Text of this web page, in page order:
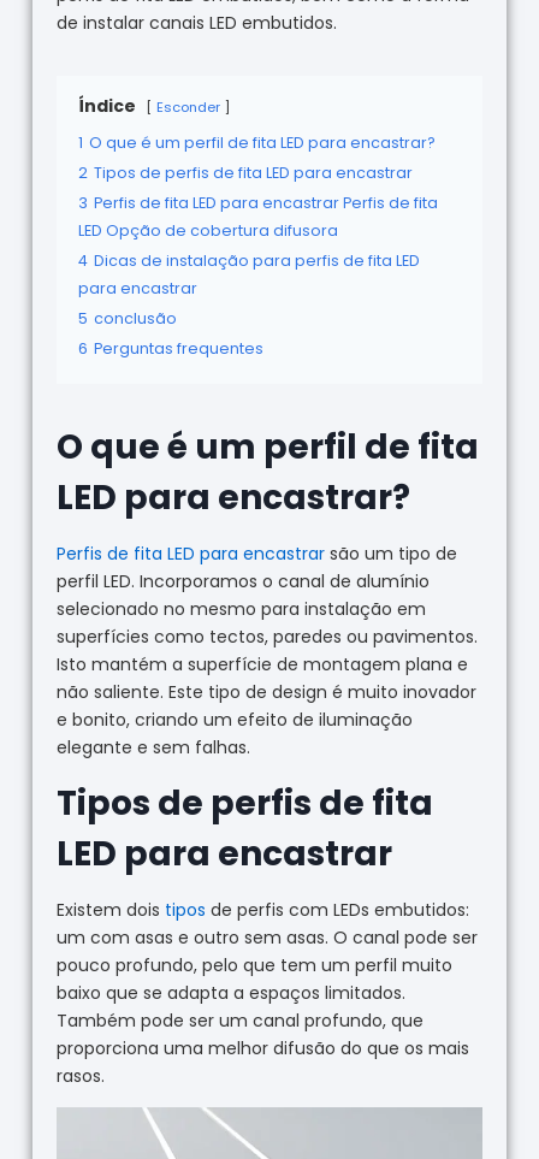
de instalar canais LED embutidos.
Índice Esconder
1 O que é um perfil de fita LED para encastrar?
2 Tipos de perfis de fita LED para encastrar
3 Perfis de fita LED para encastrar Perfis de fita
LED Opção de cobertura difusora
4 Dicas de instalação para perfis de fita LED
para encastrar
5 conclusão
6 Perguntas frequentes
O que é um perfil de fita
LED para encastrar?
Perfis de fita LED para encastrarsão um tipo de
perfil LED. Incorporamos o canal de alumínio
selecionado no mesmo para instalação em
superfícies como tectos, paredes ou pavimentos.
Isto mantém a superfície de montagem plana e
não saliente. Este tipo de design é muito inovador
e bonito, criando um efeito de iluminação
elegante e sem falhas.
Tipos de perfis de fita
LED para encastrar
Existem dois tipos de perfis com LEDs embutidos:
um com asas e outro sem asas. O canal pode ser
pouco profundo, pelo que tem um perfil muito
baixo que se adapta a espaços limitados.
Também pode ser um canal profundo, que
proporciona uma melhor difusão do que os mais
rasos.